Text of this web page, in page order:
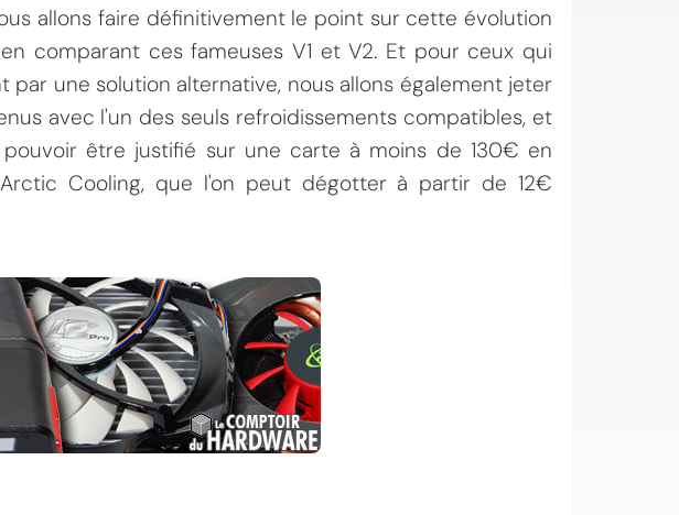
allons faire définitivement le point sur cette évolution
comparant ces fameuses V1 et V2. Et pour ceux qui
par une solution alternative, nous allons également jeter
avec l'un des seuls refroidissements compatibles, et
être justifié sur une carte à moins de 130€ en
Cooling, que l'on peut dégotter à partir de 12€